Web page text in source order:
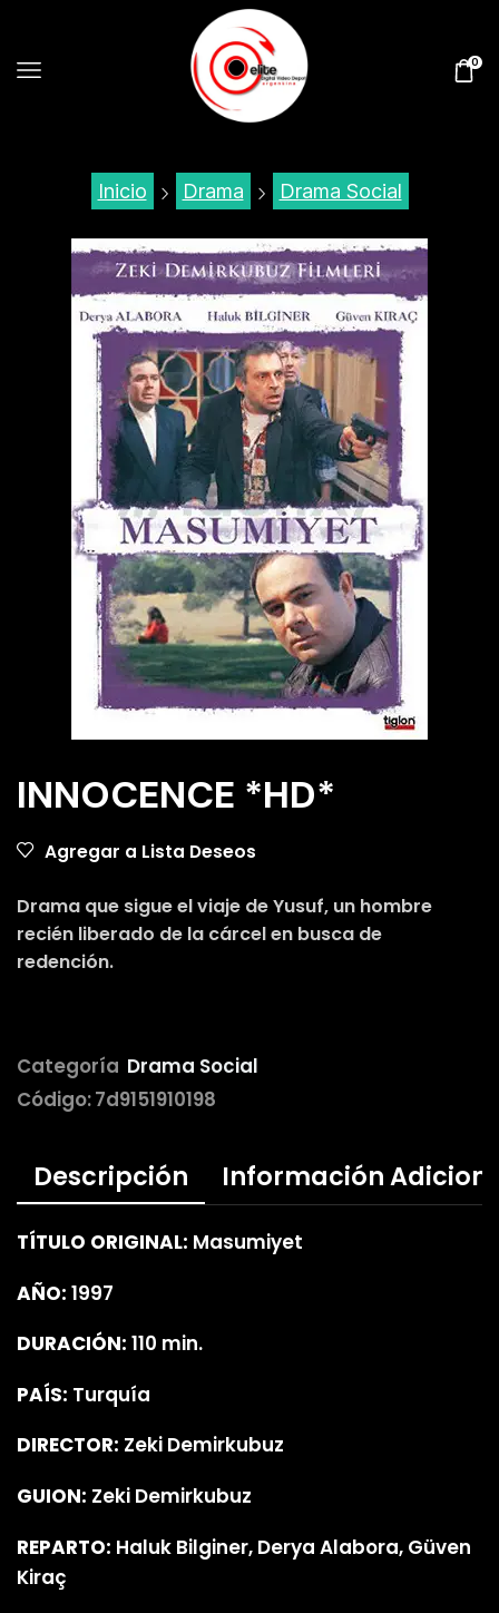
0
Inicio Drama Drama Social
INNOCENCE *HD*
Agregar a Lista Deseos
Drama que sigue el viaje de Yusuf, un hombre
recién liberado de la cárcel en busca de
redención.
Categoría Drama Social
Código:7d9151910198
Descripción Información
TÍTULO ORIGINAL: Masumiyet
AÑO: 1997
DURACIÓN: 110 min.
PAÍS: Turquía
DIRECTOR: Zeki Demirkubuz
GUION: Zeki Demirkubuz
REPARTO: Haluk Bilginer, Derya Alabora, Güven
Kiraç